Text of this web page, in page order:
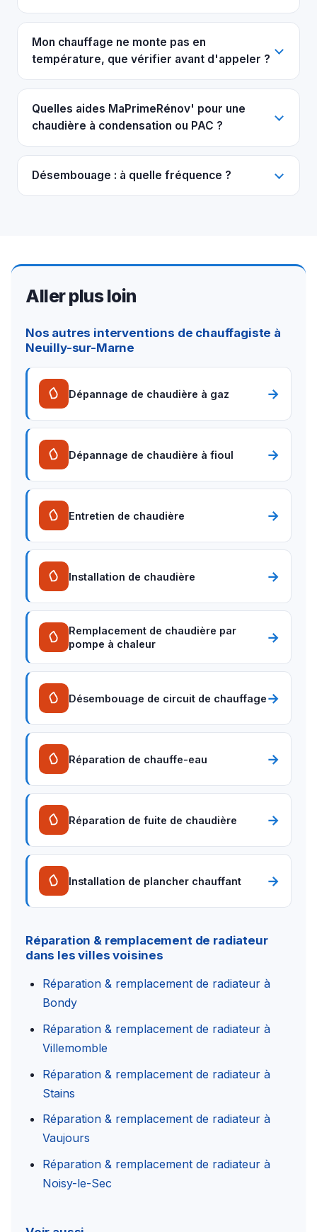
Mon chauffage ne monte pas en
température, que vérifier avant d'appeler ?
Quelles aides MaPrimeRénov' pour une
chaudière à condensation ou PAC ?
Désembouage : à quelle fréquence ?
Aller plus loin
Nos autres interventions de chauffagiste à
Neuilly-sur-Marne
Dépannage de chaudière à gaz →
Dépannage de chaudière à fioul →
Entretien de chaudière →
Installation de chaudière →
Remplacement de chaudière par
pompe à chaleur
→
Désembouage de circuit de chauffage→
Réparation de chauffe-eau →
Réparation de fuite de chaudière →
Installation de plancher chauffant →
Réparation & remplacement de radiateur
dans les villes voisines
Réparation & remplacement de radiateur à
Bondy
Réparation & remplacement de radiateur à
Villemomble
Réparation & remplacement de radiateur à
Stains
Réparation & remplacement de radiateur à
Vaujours
Réparation & remplacement de radiateur à
Noisy-le-Sec